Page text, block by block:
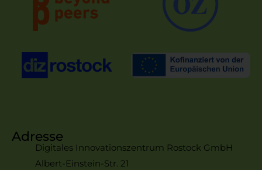
Adresse
Digitales Innovationszentrum Rostock GmbH
Albert-Einstein-Str. 21